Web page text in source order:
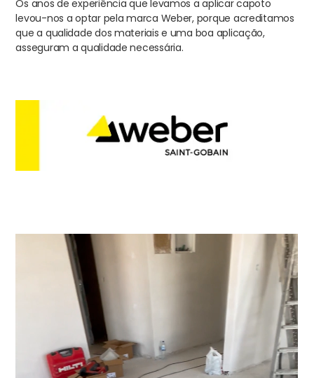
Os anos de experiência que levamos a aplicar capoto
levou-nos a optar pela marca Weber, porque acreditamos
que a qualidade dos materiais e uma boa aplicação,
asseguram a qualidade necessária.